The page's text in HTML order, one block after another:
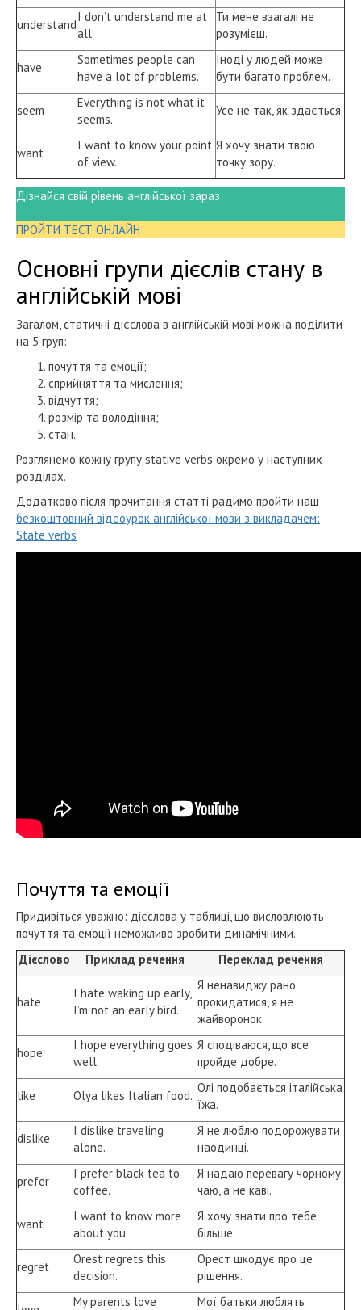
understand
I don’t understand me at
all.
Ти мене взагалі не
розумієш.
have
Sometimes people can
have a lot of problems.
Іноді у людей може
бути багато проблем.
seem
Everything is not what it
seems.
Усе не так, як здається.
want
I want to know your point
of view.
Я хочу знати твою
точку зору.
Дізнайся свій рівень англійської зараз
ПРОЙТИ ТЕСТ ОНЛАЙН
Основні групи дієслів стану в
англійській мові
Загалом, статичні дієслова в англійській мові можна поділити
на 5 груп:
почуття та емоції;
сприйняття та мислення;
відчуття;
розмір та володіння;
стан.
Розглянемо кожну групу stative verbs окремо у наступних
розділах.
Додатково після прочитання статті радимо пройти наш
безкоштовний відеоурок англійської мови з викладачем:
State verbs
Почуття та емоції
Придивіться уважно: дієслова у таблиці, що висловлюють
почуття та емоції неможливо зробити динамічними.
Дієслово
Приклад речення Переклад речення
hate
I hate waking up early,
I’m not an early bird.
Я ненавиджу рано
прокидатися, я не
жайворонок.
hope
I hope everything goes
well.
Я сподіваюся, що все
пройде добре.
like Olya likes Italian food.
Олі подобається італійська
їжа.
dislike
I dislike traveling
alone.
Я не люблю подорожувати
наодинці.
prefer
I prefer black tea to
coffee.
Я надаю перевагу чорному
чаю, а не каві.
want
I want to know more
about you.
Я хочу знати про тебе
більше.
regret
Orest regrets this
decision.
Орест шкодує про це
рішення.
My parents love Мої батьки люблять